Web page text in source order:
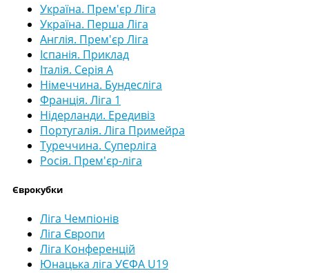
Україна. Прем'єр Ліга
Україна. Перша Ліга
Англія. Прем'єр Ліга
Іспанія. Приклад
Італія. Серія А
Німеччина. Бундесліга
Франція. Ліга 1
Нідерланди. Ередивіз
Португалія. Ліга Примейра
Туреччина. Суперліга
Росія. Прем'єр-ліга
Єврокубки
Ліга Чемпіонів
Ліга Європи
Ліга Конференцій
Юнацька ліга УЄФА U19